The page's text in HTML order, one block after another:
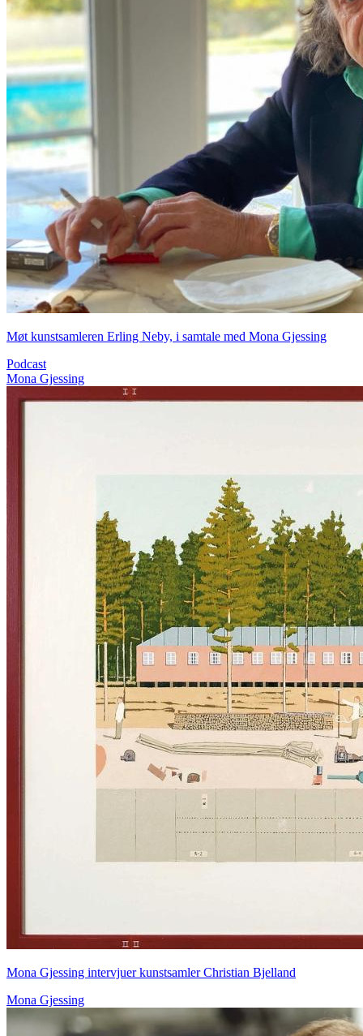
Møt kunstsamleren Erling Neby, i samtale med Mona Gjessing
Podcast
Mona Gjessing
Mona Gjessing intervjuer kunstsamler Christian Bjelland
Mona Gjessing